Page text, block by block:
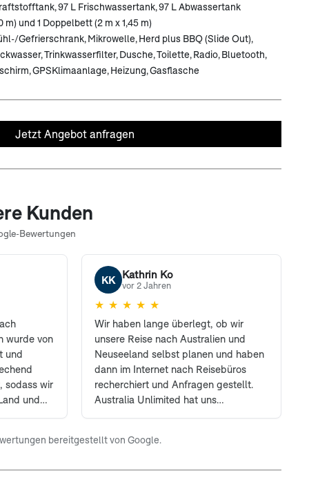
97 L Frischwassertank, 97 L Abwassertank
m) und 1 Doppelbett (2 m x 1,45 m)
Gefrierschrank, Mikrowelle, Herd plus BBQ (Slide Out),
Trinkwasserfilter, Dusche, Toilette, Radio, Bluetooth,
GPSKlimaanlage, Heizung, Gasflasche
Jetzt Angebot anfragen
Kunden
Bewertungen
wurde von
und
sodass wir
und
bei Bedarf
KK Kathrin Ko
vor 2 Jahren
★ ★ ★ ★ ★
Wir haben lange überlegt, ob wir
unsere Reise nach Australien und
Neuseeland selbst planen und haben
dann im Internet nach Reisebüros
recherchiert und Anfragen gestellt.
Australia Unlimited hat uns
Alle unsere Wünsche wurden
bereitgestellt von Google.